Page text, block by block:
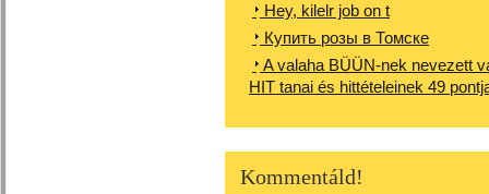
Hey, kilelr job on t
Купить розы в Томске
A valaha BÜÜN-nek nevezett
HIT tanai és hittételeinek 49
Kommentáld!